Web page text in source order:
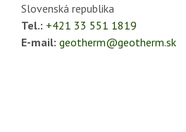
Slovenská republika
Tel.: +421 33 551 1819
E-mail: geotherm@geotherm.sk